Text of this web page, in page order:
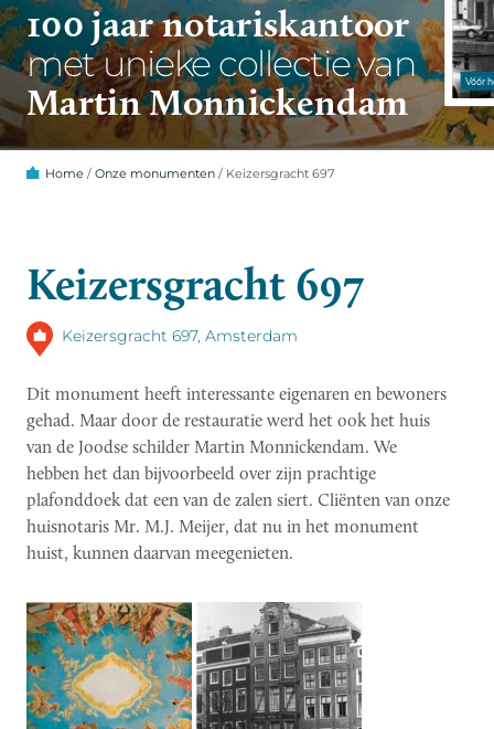
100 jaar notariskantoor
met unieke collectie van
Martin Monnickendam
Home /Onze monumenten / Keizersgracht 697
Keizersgracht 697
Keizersgracht 697, Amsterdam
Dit monument heeft interessante eigenaren en bewoners
gehad. Maar door de restauratie werd het ook het huis
van de Joodse schilder Martin Monnickendam. We
hebben het dan bijvoorbeeld over zijn prachtige
plafonddoek dat een van de zalen siert. Cliënten van onze
huisnotaris Mr. M.J. Meijer, dat nu in het monument
huist, kunnen daarvan meegenieten.